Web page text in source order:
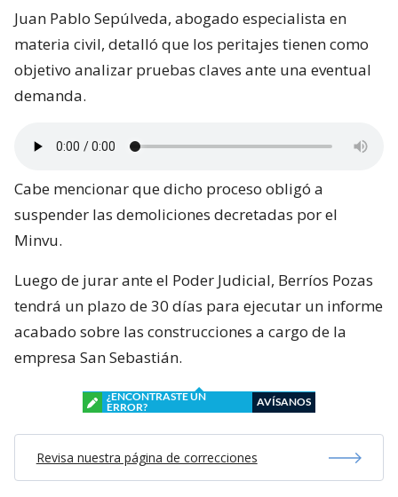
e incluso solicitando complementar con la elección
de un ingeniero civil estructural. No obstante, el
Segundo Juzgado Civil porteño rechazó el recurso de
aclaración.
Juan Pablo Sepúlveda, abogado especialista en
objetivo analizar pruebas claves ante una eventual
demanda.
Cabe mencionar que dicho proceso obligó a
suspender las demoliciones decretadas por el
Minvu.
Luego de jurar ante el Poder Judicial, Berríos Pozas
tendrá un plazo de 30 días para ejecutar un informe
acabado sobre las construcciones a cargo de la
empresa San Sebastián.